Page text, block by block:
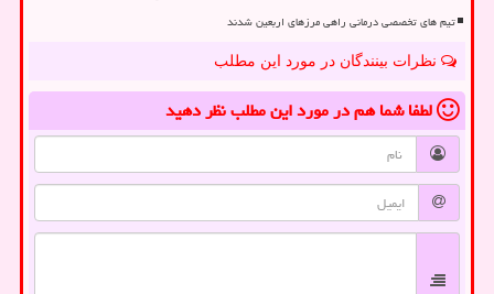
تیم های تخصصی درمانی راهی مرزهای اربعین شدند
نظرات بینندگان در مورد این مطلب
لطفا شما همدر مورد این مطلبنظر دهید